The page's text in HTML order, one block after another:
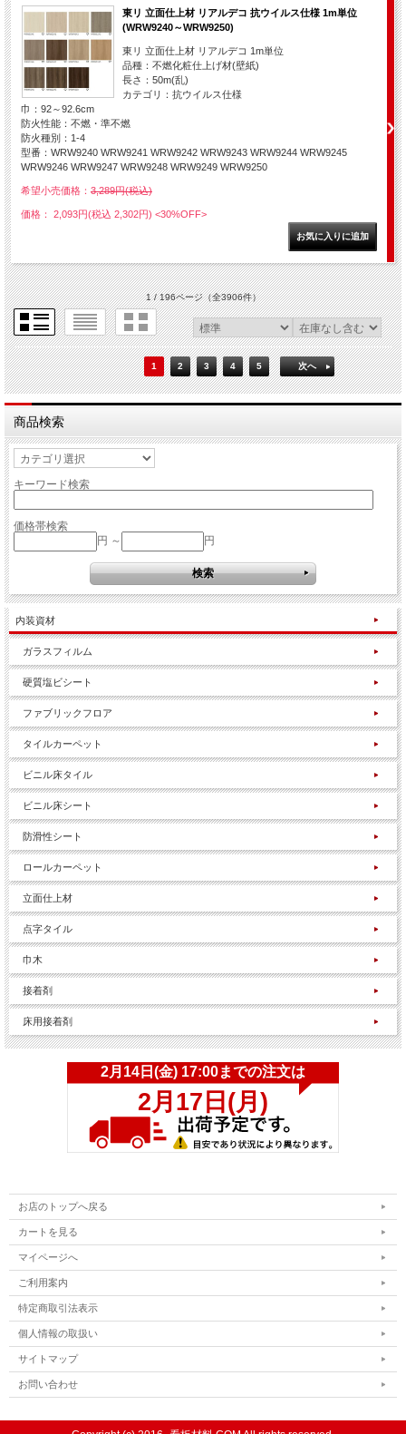
東リ 立面仕上材 リアルデコ 抗ウイルス仕様 1m単位
(WRW9240～WRW9250)
東リ 立面仕上材 リアルデコ 1m単位
品種：不燃化粧仕上げ材(壁紙)
長さ：50m(乱)
カテゴリ：抗ウイルス仕様
巾：92～92.6cm
防火性能：不燃・準不燃
防火種別：1-4
型番：WRW9240 WRW9241 WRW9242 WRW9243 WRW9244 WRW9245
WRW9246 WRW9247 WRW9248 WRW9249 WRW9250
希望小売価格： 3,289円(税込)
価格： 2,093円(税込 2,302円) <30%OFF>
1 / 196ページ（全3906件）
1 2 3 4 5 次へ
商品検索
キーワード検索
価格帯検索
円 ～
円
内装資材
ガラスフィルム
硬質塩ビシート
ファブリックフロア
タイルカーペット
ビニル床タイル
ビニル床シート
防滑性シート
ロールカーペット
立面仕上材
点字タイル
巾木
接着剤
床用接着剤
お店のトップへ戻る
カートを見る
マイページへ
ご利用案内
特定商取引法表示
個人情報の取扱い
サイトマップ
お問い合わせ